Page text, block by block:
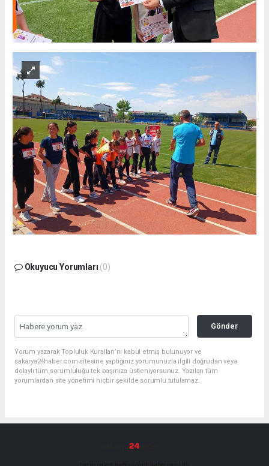
Okuyucu Yorumları (0)
Gönder
Yorum yazarak Topluluk Kuralları’nı kabul etmiş bulunuyor ve
sakarya24haber.com sitesine yaptığınız yorumunuzla ilgili doğrudan veya
dolaylı tüm sorumluluğu tek başınıza üstleniyorsunuz. Yazılan tüm
yorumlardan site yönetimi hiçbir şekilde sorumlu tutulamaz.